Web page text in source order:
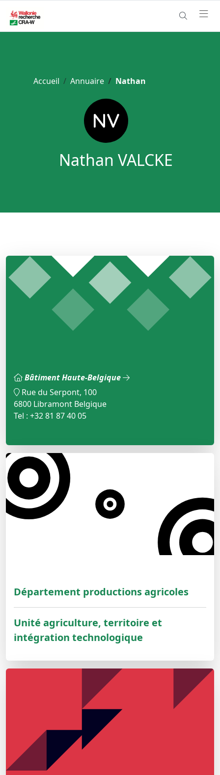
Accueil Annuaire Nathan
Nathan VALCKE
Bâtiment Haute-Belgique
Rue du Serpont, 100
6800 Libramont Belgique
Tel : +32 81 87 40 05
Département productions agricoles
Unité agriculture, territoire et
intégration technologique